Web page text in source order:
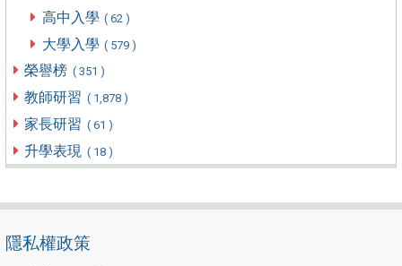
高中入學 ( 62 )
大學入學 ( 579 )
榮譽榜 ( 351 )
教師研習 ( 1,878 )
家長研習 ( 61 )
升學表現 ( 18 )
隱私權政策